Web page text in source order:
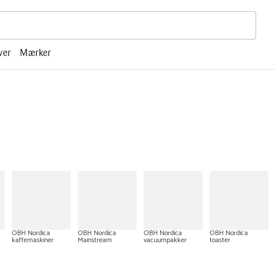
mm.
Mærker
OBH Nordica
kaffemaskiner
OBH Nordica
Mainstream
OBH Nordica
vacuumpakker
OBH Nordica
toaster